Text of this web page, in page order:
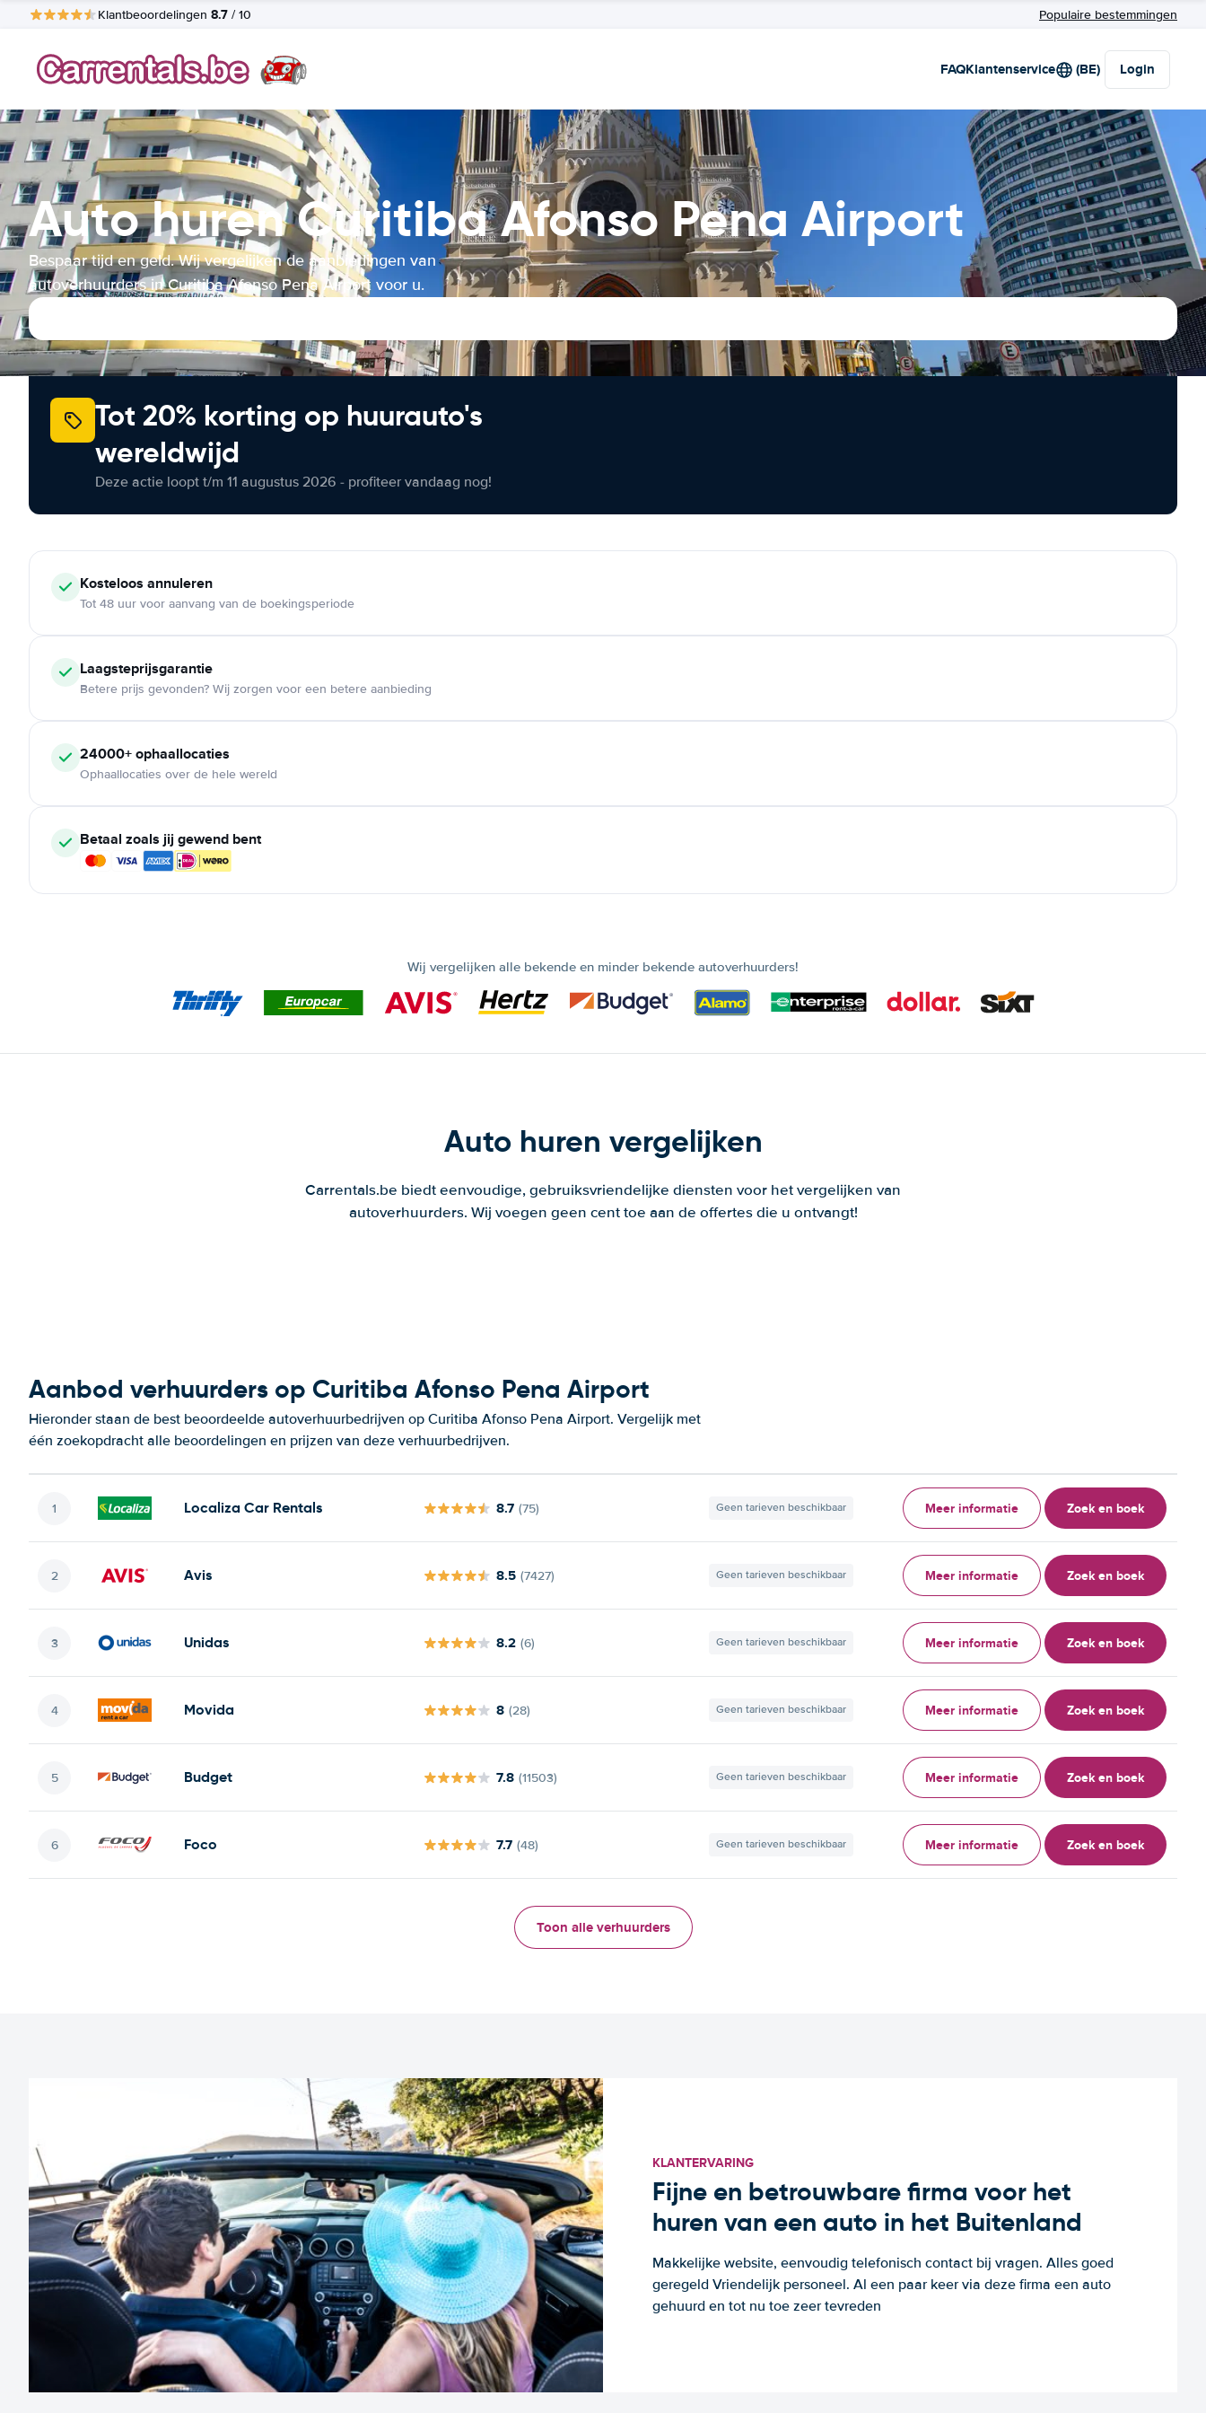
Klantbeoordelingen 8.7 / 10 Populaire bestemmingen
FAQKlantenservice (BE) Login
Auto huren Curitiba Afonso Pena Airport
Bespaar tijd en geld. Wij vergelijken de aanbiedingen van
autoverhuurders in Curitiba Afonso Pena Airport voor u.
Tot 20% korting op huurauto's
wereldwijd
Deze actie loopt t/m 11 augustus 2026 - profiteer vandaag nog!
Kosteloos annuleren
Tot 48 uur voor aanvang van de boekingsperiode
Laagsteprijsgarantie
Betere prijs gevonden? Wij zorgen voor een betere aanbieding
24000+ophaallocaties
Ophaallocaties over de hele wereld
Betaal zoals jij gewend bent
Wij vergelijken alle bekende en minder bekende autoverhuurders!
Auto huren vergelijken
Carrentals.be biedt eenvoudige, gebruiksvriendelijke diensten voor het vergelijken van
autoverhuurders. Wij voegen geen cent toe aan de offertes die u ontvangt!
Aanbod verhuurders op Curitiba Afonso Pena Airport
Hieronder staan de best beoordeelde autoverhuurbedrijven op Curitiba Afonso Pena Airport. Vergelijk met
één zoekopdracht alle beoordelingen en prijzen van deze verhuurbedrijven.
Localiza Car Rentals 8.7 (75) Geen tarieven beschikbaar Meer informatie Zoek en boek
Avis 8.5 (7427) Geen tarieven beschikbaar Meer informatie Zoek en boek
Unidas 8.2 (6) Geen tarieven beschikbaar Meer informatie Zoek en boek
Movida 8 (28) Geen tarieven beschikbaar Meer informatie Zoek en boek
Budget 7.8 (11503) Geen tarieven beschikbaar Meer informatie Zoek en boek
Foco 7.7 (48) Geen tarieven beschikbaar Meer informatie Zoek en boek
Toon alle verhuurders
KLANTERVARING
Fijne en betrouwbare firma voor het
huren van een auto in het Buitenland
Makkelijke website, eenvoudig telefonisch contact bij vragen. Alles goed
geregeld Vriendelijk personeel. Al een paar keer via deze firma een auto
gehuurd en tot nu toe zeer tevreden